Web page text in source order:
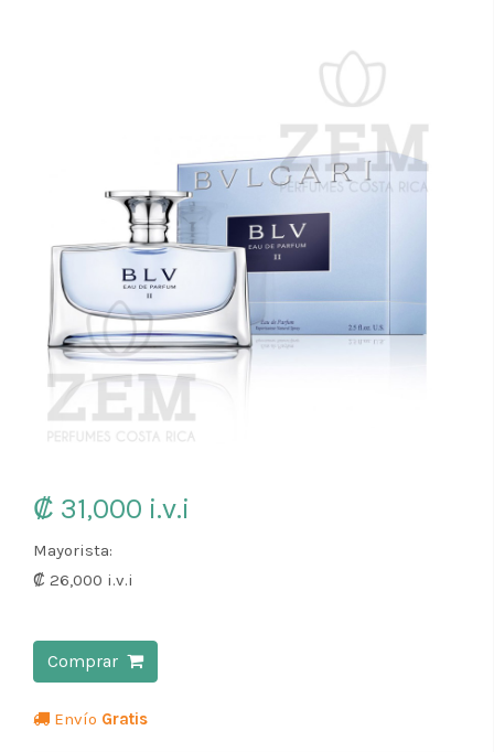
₡ 31,000 i.v.i
Mayorista:
₡ 26,000 i.v.i
Comprar
Envío Gratis